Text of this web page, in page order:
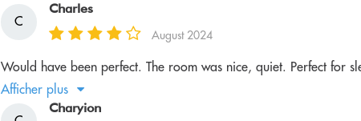
C
Charles
August 2024
Would have been perfect. The room was nice, quiet. Perfect for
Afficher plus
Charyion